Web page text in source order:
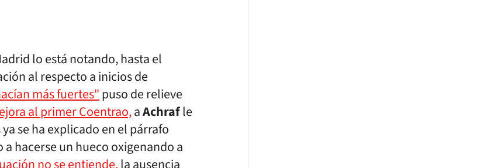
lo está notando, hasta el
al respecto a inicios de
más fuertes"puso de relieve
al primer Coentrao,aAchrafle
se ha explicado en el párrafo
a hacerse un hueco oxigenando a